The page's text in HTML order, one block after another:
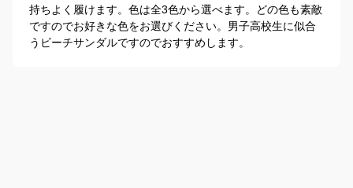
持ちよく履けます。色は全3色から選べます。どの色も素敵
ですのでお好きな色をお選びください。男子高校生に似合
うビーチサンダルですのでおすすめします。